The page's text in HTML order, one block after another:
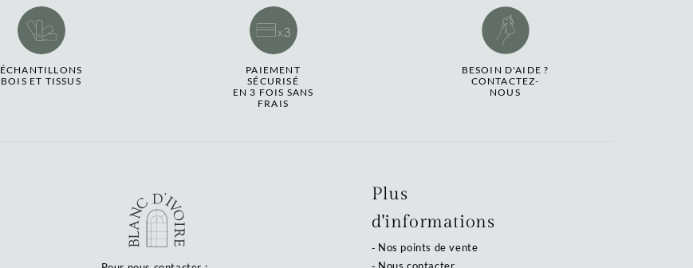
ÉCHANTILLONS
BOIS ET TISSUS
PAIEMENT
SÉCURISÉ
EN 3 FOIS SANS
FRAIS
BESOIN D'AIDE ?
CONTACTEZ-
NOUS
Plus
d'informations
Nos points de vente